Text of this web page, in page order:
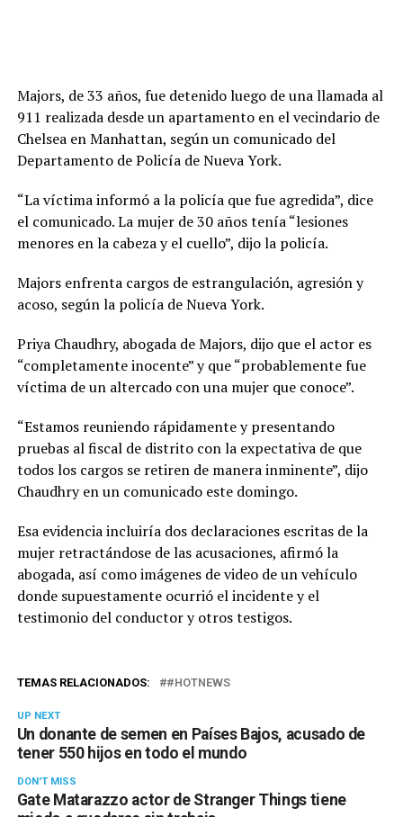
Majors, de 33 años, fue detenido luego de una llamada al
911 realizada desde un apartamento en el vecindario de
Chelsea en Manhattan, según un comunicado del
Departamento de Policía de Nueva York.
“La víctima informó a la policía que fue agredida”, dice
el comunicado. La mujer de 30 años tenía “lesiones
menores en la cabeza y el cuello”, dijo la policía.
Majors enfrenta cargos de estrangulación, agresión y
acoso, según la policía de Nueva York.
Priya Chaudhry, abogada de Majors, dijo que el actor es
“completamente inocente” y que “probablemente fue
víctima de un altercado con una mujer que conoce”.
“Estamos reuniendo rápidamente y presentando
pruebas al fiscal de distrito con la expectativa de que
todos los cargos se retiren de manera inminente”, dijo
Chaudhry en un comunicado este domingo.
Esa evidencia incluiría dos declaraciones escritas de la
mujer retractándose de las acusaciones, afirmó la
abogada, así como imágenes de video de un vehículo
donde supuestamente ocurrió el incidente y el
testimonio del conductor y otros testigos.
TEMAS RELACIONADOS: #HOTNEWS
UP NEXT
Un donante de semen en Países Bajos, acusado de
tener 550 hijos en todo el mundo
DON'T MISS
Gate Matarazzo actor de Stranger Things tiene